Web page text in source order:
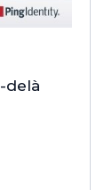
delà